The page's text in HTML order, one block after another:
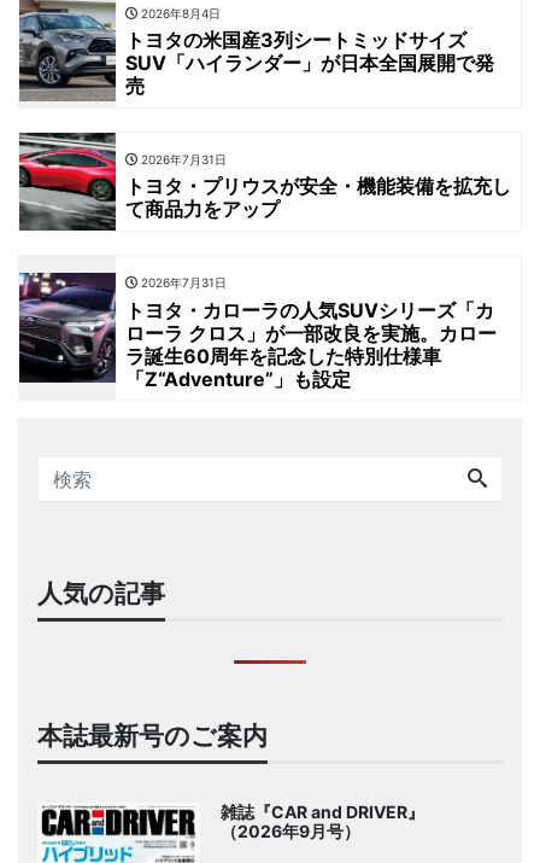
2026年8月4日
トヨタの米国産3列シートミッドサイズ
SUV「ハイランダー」が日本全国展開で発
売
2026年7月31日
トヨタ・プリウスが安全・機能装備を拡充し
て商品力をアップ
2026年7月31日
トヨタ・カローラの人気SUVシリーズ「カ
ローラ クロス」が一部改良を実施。カロー
ラ誕生60周年を記念した特別仕様車
「Z“Adventure”」も設定
人気の記事
本誌最新号のご案内
雑誌『CAR and DRIVER』
（2026年9月号）